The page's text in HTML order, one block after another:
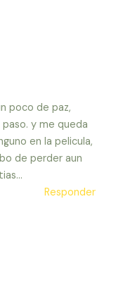
poco de paz,
y me queda
en la pelicula,
de perder aun
Responder